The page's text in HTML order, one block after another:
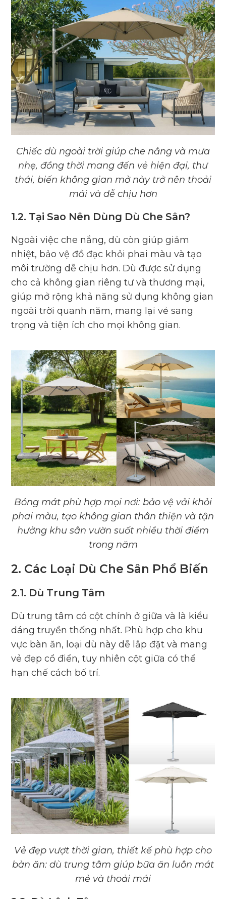
Chiếc dù ngoài trời giúp che nắng và mưa
nhẹ, đồng thời mang đến vẻ hiện đại, thư
thái, biến không gian mở này trở nên thoải
mái và dễ chịu hơn
1.2. Tại Sao Nên Dùng Dù Che Sân?
Ngoài việc che nắng, dù còn giúp giảm
nhiệt, bảo vệ đồ đạc khỏi phai màu và tạo
môi trường dễ chịu hơn. Dù được sử dụng
cho cả không gian riêng tư và thương mại,
giúp mở rộng khả năng sử dụng không gian
ngoài trời quanh năm, mang lại vẻ sang
trọng và tiện ích cho mọi không gian.
Bóng mát phù hợp mọi nơi: bảo vệ vải khỏi
phai màu, tạo không gian thân thiện và tận
hưởng khu sân vườn suốt nhiều thời điểm
trong năm
2. Các Loại Dù Che Sân Phổ Biến
2.1. Dù Trung Tâm
Dù trung tâm có cột chính ở giữa và là kiểu
dáng truyền thống nhất. Phù hợp cho khu
vực bàn ăn, loại dù này dễ lắp đặt và mang
vẻ đẹp cổ điển, tuy nhiên cột giữa có thể
hạn chế cách bố trí.
Vẻ đẹp vượt thời gian, thiết kế phù hợp cho
bàn ăn: dù trung tâm giúp bữa ăn luôn mát
mẻ và thoải mái